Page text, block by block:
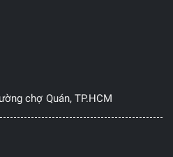
chợ Quán, TP.HCM